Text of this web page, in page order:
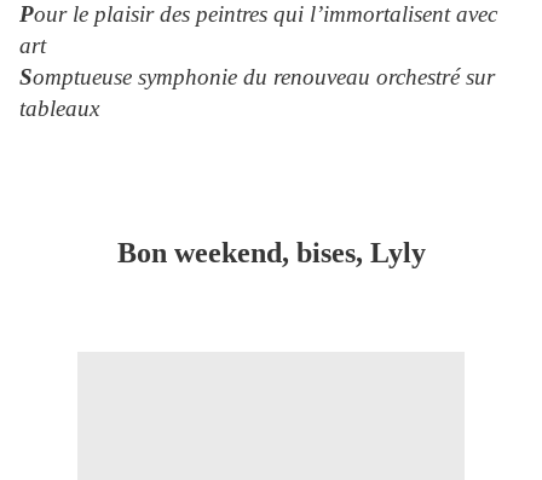
Pour le plaisir des peintres qui l’immortalisent avec
art
Somptueuse symphonie du renouveau orchestré sur
tableaux
Bon weekend, bises, Lyly